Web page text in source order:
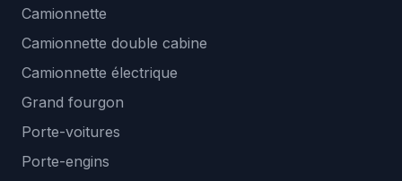
Camionnette
Camionnette double cabine
Camionnette électrique
Grand fourgon
Porte-voitures
Porte-engins